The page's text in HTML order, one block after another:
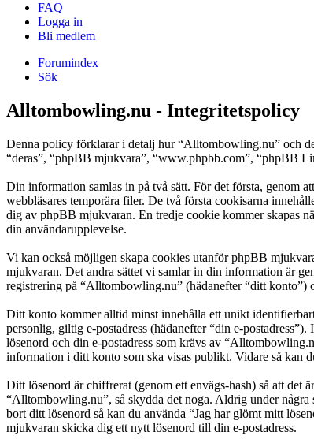
FAQ
Logga in
Bli medlem
Forumindex
Sök
Alltombowling.nu - Integritetspolicy
Denna policy förklarar i detalj hur “Alltombowling.nu” och
“deras”, “phpBB mjukvara”, “www.phpbb.com”, “phpBB
Din information samlas in på två sätt. För det första, genom
webbläsares temporära filer. De två första cookisarna
dig av phpBB mjukvaran. En tredje cookie kommer skapas
din användarupplevelse.
Vi kan också möjligen skapa cookies utanför phpBB
mjukvaran. Det andra sättet vi samlar in din information är
registrering på “Alltombowling.nu” (hädanefter “ditt konto”)
Ditt konto kommer alltid minst innehålla ett unikt
personlig, giltig e-postadress (hädanefter “din e-
lösenord och din e-postadress som krävs av
information i ditt konto som ska visas publikt. Vidare så kan
Ditt lösenord är chiffrerat (genom ett envägs-hash) så att det
“Alltombowling.nu”, så skydda det noga. Aldrig under
bort ditt lösenord så kan du använda “Jag har glömt mitt
mjukvaran skicka dig ett nytt lösenord till din e-postadress.